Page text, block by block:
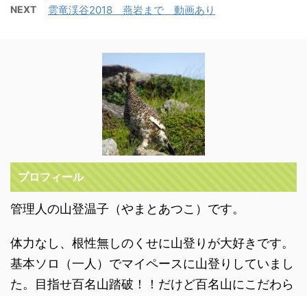
NEXT 雲竜渓谷2018 燕岩まで 動画あり
プロフィール
管理人の山登温子（やまとあつこ）です。
体力なし、根性無しのくせに山登りが大好きです。
基本ソロ（一人）でマイペースに山登りしていまし
た。目指せ百名山踏破！！だけど百名山にこだわら